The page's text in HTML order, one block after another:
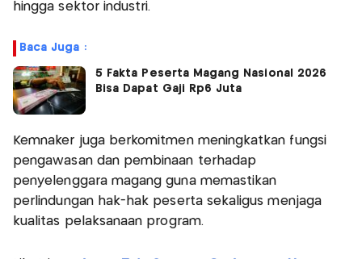
hingga sektor industri.
Baca Juga :
5 Fakta Peserta Magang Nasional 2026
Bisa Dapat Gaji Rp6 Juta
Kemnaker juga berkomitmen meningkatkan fungsi
pengawasan dan pembinaan terhadap
penyelenggara magang guna memastikan
perlindungan hak-hak peserta sekaligus menjaga
kualitas pelaksanaan program.